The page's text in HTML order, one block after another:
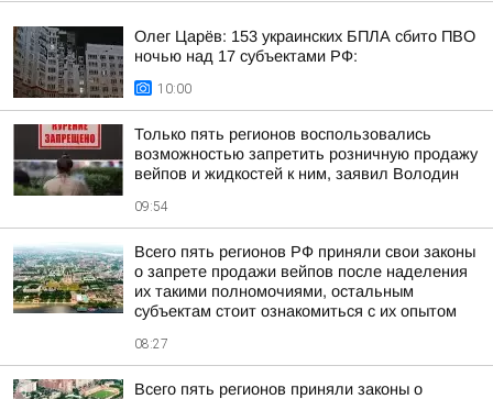
Олег Царёв: 153 украинских БПЛА сбито ПВО
ночью над 17 субъектами РФ:
10:00
Только пять регионов воспользовались
возможностью запретить розничную продажу
вейпов и жидкостей к ним, заявил Володин
09:54
Всего пять регионов РФ приняли свои законы
о запрете продажи вейпов после наделения
их такими полномочиями, остальным
субъектам стоит ознакомиться с их опытом
08:27
Всего пять регионов приняли законы о